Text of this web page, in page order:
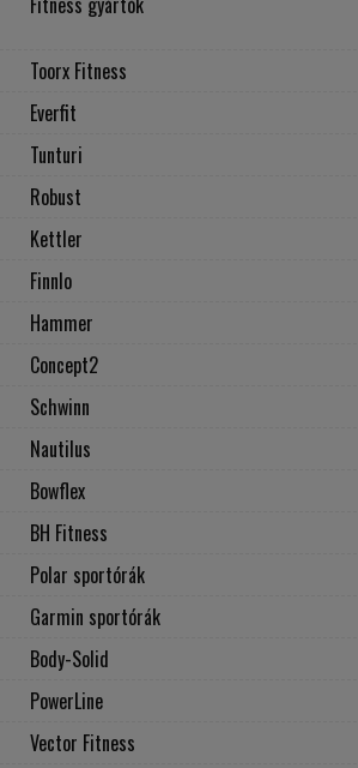
Toorx Fitness
Everfit
Tunturi
Robust
Kettler
Finnlo
Hammer
Concept2
Schwinn
Nautilus
Bowflex
BH Fitness
Polar sportórák
Garmin sportórák
Body-Solid
PowerLine
Vector Fitness